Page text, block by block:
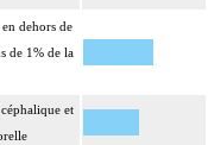
dehors de
de 1% de la
et